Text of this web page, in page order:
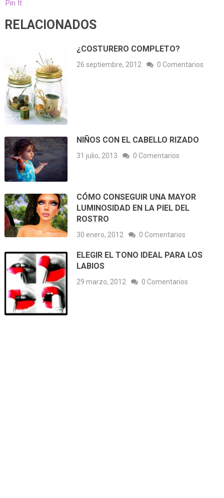
Pin It
RELACIONADOS
¿COSTURERO COMPLETO?
26 septiembre, 2012 0 Comentarios
NIÑOS CON EL CABELLO RIZADO
31 julio, 2013 0 Comentarios
CÓMO CONSEGUIR UNA MAYOR
LUMINOSIDAD EN LA PIEL DEL
ROSTRO
30 enero, 2012 0 Comentarios
ELEGIR EL TONO IDEAL PARA LOS
LABIOS
29 marzo, 2012 0 Comentarios